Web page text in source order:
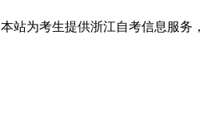
本站为考生提供浙江自考信息服务